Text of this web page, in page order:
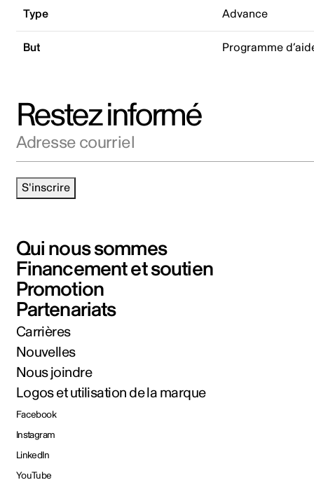
Type Advance
But Programme
Restez informé
S'inscrire
Qui nous sommes
Financement et soutien
Promotion
Partenariats
Carrières
Nouvelles
Nous joindre
Logos et utilisation de la marque
Facebook
Instagram
LinkedIn
YouTube